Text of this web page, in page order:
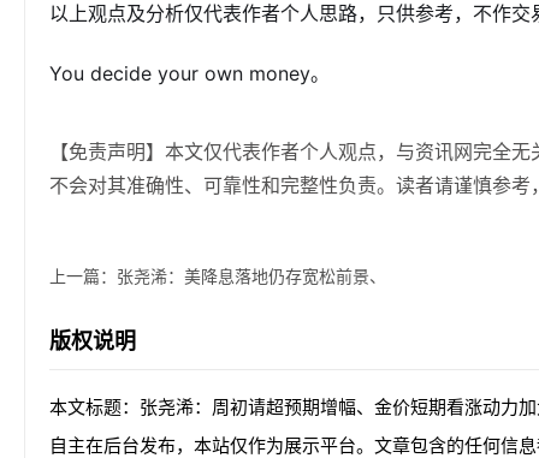
以上观点及分析仅代表作者个人思路，只供参考，不作
You decide your own money。
【免责声明】本文仅代表作者个人观点，与资讯网完全
不会对其准确性、可靠性和完整性负责。读者请谨慎参
上一篇： 张尧浠：美降息落地仍存宽松前景、
版权说明
本文标题：张尧浠：周初请超预期增幅、金价短期看涨动力
自主在后台发布，本站仅作为展示平台。文章包含的任何信